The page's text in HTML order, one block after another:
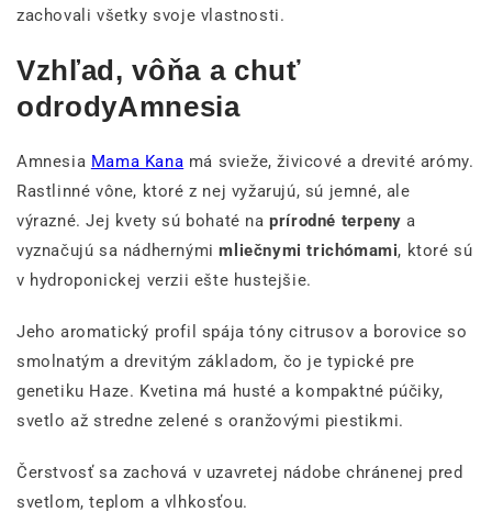
zachovali všetky svoje vlastnosti.
Vzhľad, vôňa a chuť
odrodyAmnesia
Amnesia Mama Kana má svieže, živicové a drevité arómy.
Rastlinné vône, ktoré z nej vyžarujú, sú jemné, ale
výrazné. Jej kvety sú bohaté naprírodné terpeny a
vyznačujú sa nádhernýmimliečnymi trichómami, ktoré sú
v hydroponickej verzii ešte hustejšie.
Jeho aromatický profil spája tóny citrusov a borovice so
smolnatým a drevitým základom, čo je typické pre
genetiku Haze. Kvetina má husté a kompaktné púčiky,
svetlo až stredne zelené s oranžovými piestikmi.
Čerstvosť sa zachová v uzavretej nádobe chránenej pred
svetlom, teplom a vlhkosťou.